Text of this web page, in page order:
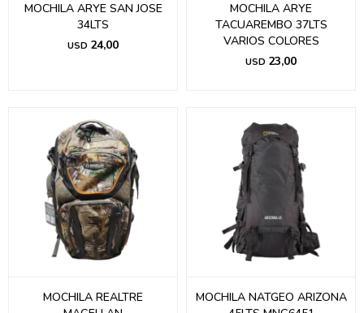
MOCHILA ARYE SAN JOSE
34LTS
USD 24,00
MOCHILA ARYE
TACUAREMBO 37LTS
VARIOS COLORES
USD 23,00
MOCHILA REALTRE
MOCHILA NATGEO ARIZONA